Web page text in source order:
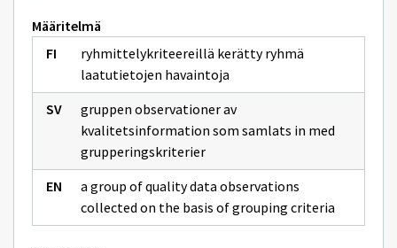
Määritelmä
ryhmittelykriteereillä kerätty ryhmä
laatutietojen havaintoja
gruppen observationer av
kvalitetsinformation som samlats in med
grupperingskriterier
a group of quality data observations
collected on the basis of grouping criteria